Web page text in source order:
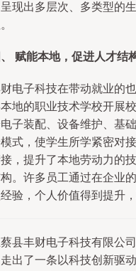
现出多层次、多类型的
赋能本地，促进人才结
电子科技在带动就业的
地的职业技术学校开展
子装配、设备维护、基
式，使学生所学紧密对
，提升了本地劳动力的
。许多员工通过在企业
验，个人价值得到提升
县丰财电子科技有限公
出了一条以科技创新驱